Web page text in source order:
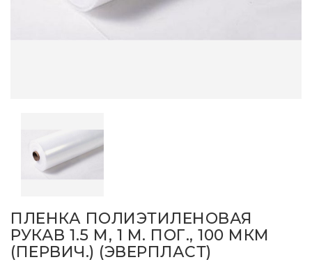
ПЛЕНКА ПОЛИЭТИЛЕНОВАЯ
РУКАВ 1.5 М, 1 М. ПОГ., 100 МКМ
(ПЕРВИЧ.) (ЭВЕРПЛАСТ)